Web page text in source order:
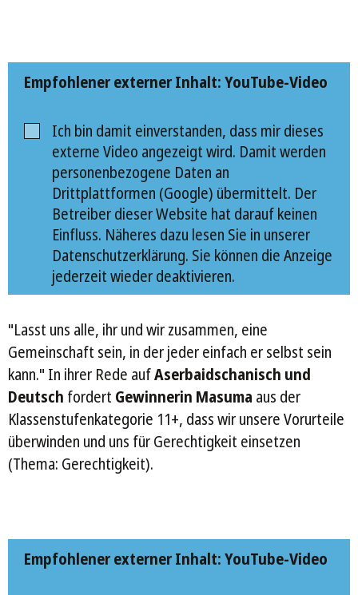
Empfohlener externer Inhalt: YouTube-Video
Ich bin damit einverstanden, dass mir dieses
externe Video angezeigt wird. Damit werden
personenbezogene Daten an
Drittplattformen (Google) übermittelt. Der
Betreiber dieser Website hat darauf keinen
Einfluss. Näheres dazu lesen Sie in unserer
Datenschutzerklärung. Sie können die Anzeige
jederzeit wieder deaktivieren.
"Lasst uns alle, ihr und wir zusammen, eine
Gemeinschaft sein, in der jeder einfach er selbst sein
kann." In ihrer Rede aufAserbaidschanisch und
Deutsch fordert Gewinnerin Masuma aus der
Klassenstufenkategorie 11+, dass wir unsere Vorurteile
überwinden und uns für Gerechtigkeit einsetzen
(Thema: Gerechtigkeit).
Empfohlener externer Inhalt: YouTube-Video